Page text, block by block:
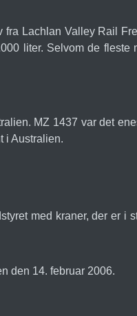
Lachlan Valley Rail
liter. Selvom de fleste
MZ 1437 var det
i Australien.
med kraner, der er i
den 14. februar 2006.